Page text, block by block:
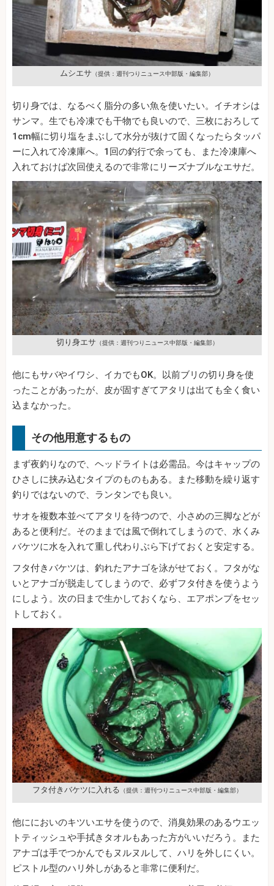
ムシエサ （提供：週刊つりニュース中部版・編集部）
切り身では、なるべく脂分の多い魚を使いたい。イチオシは
サンマ。生でも冷凍でも干物でも良いので、三枚におろして
1cm幅に切り塩をまぶして水分が抜けて固くなったらタッパ
ーに入れて冷凍庫へ。1回の釣行で余っても、また冷凍庫へ
入れておけば次回使えるので非常にリーズナブルなエサだ。
切り身エサ （提供：週刊つりニュース中部版・編集部）
他にもサバやイワシ、イカでもOK。以前ブリの切り身を使
ったことがあったが、皮が固すぎてアタリは出ても全く食い
込まなかった。
その他用意するもの
まず夜釣りなので、ヘッドライトは必需品。今はキャップの
ひさしに挟み込むタイプのものもある。また移動を繰り返す
釣りではないので、ランタンでも良い。
サオを複数本並べてアタリを待つので、小さめの三脚などが
あると便利だ。そのままでは風で倒れてしまうので、水くみ
バケツに水を入れて重し代わりぶら下げておくと安定する。
フタ付きバケツは、釣れたアナゴを泳がせておく。フタがな
いとアナゴが脱走してしまうので、必ずフタ付きを使うよう
にしよう。次の日まで生かしておくなら、エアポンプをセッ
トしておく。
フタ付きバケツに入れる （提供：週刊つりニュース中部版・編集部）
他ににおいのキツいエサを使うので、消臭効果のあるウエッ
トティッシュや手拭きタオルもあった方がいいだろう。また
アナゴは手でつかんでもヌルヌルして、ハリを外しにくい。
ピストル型のハリ外しがあると非常に便利だ。